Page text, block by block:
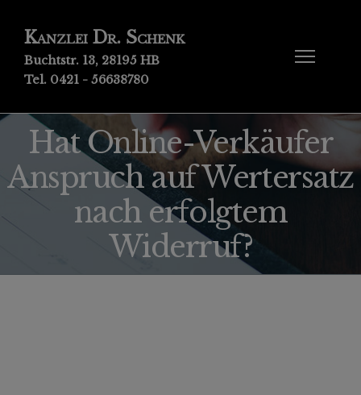
Kanzlei Dr. Schenk
Buchtstr. 13, 28195 HB
Tel. 0421 - 56638780
Hat Online-Verkäufer
Anspruch auf Wertersatz
nach erfolgtem
Widerruf?